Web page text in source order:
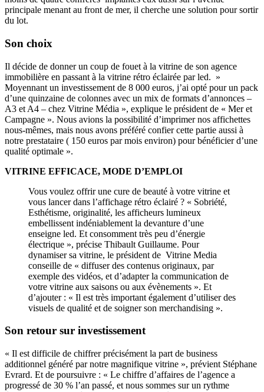
principale menant au front de mer, il cherche une solution pour sortir
du lot.
Son choix
Il décide de donner un coup de fouet à la vitrine de son agence
immobilière en passant à la vitrine rétro éclairée par led. »
Moyennant un investissement de 8 000 euros, j’ai opté pour un pack
d’une quinzaine de colonnes avec un mix de formats d’annonces –
A3 et A4 – chez Vitrine Média », explique le président de « Mer et
Campagne ». Nous avions la possibilité d’imprimer nos affichettes
nous-mêmes, mais nous avons préféré confier cette partie aussi à
notre prestataire ( 150 euros par mois environ) pour bénéficier d’une
qualité optimale ».
VITRINE EFFICACE, MODE D’EMPLOI
Vous voulez offrir une cure de beauté à votre vitrine et
vous lancer dans l’affichage rétro éclairé ? « Sobriété,
Esthétisme, originalité, les afficheurs lumineux
embellissent indéniablement la devanture d’une
enseigne led. Et consomment très peu d’énergie
électrique », précise Thibault Guillaume. Pour
dynamiser sa vitrine, le président de Vitrine Media
conseille de « diffuser des contenus originaux, par
exemple des vidéos, et d’adapter la communication de
votre vitrine aux saisons ou aux évènements ». Et
d’ajouter : « Il est très important également d’utiliser des
visuels de qualité et de soigner son merchandising ».
Son retour sur investissement
« Il est difficile de chiffrer précisément la part de business
additionnel généré par notre magnifique vitrine », prévient Stéphane
Evrard. Et de poursuivre : « Le chiffre d’affaires de l’agence a
progressé de 30 % l’an passé, et nous sommes sur un rythme